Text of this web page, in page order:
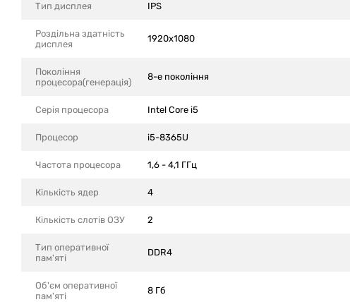
Тип дисплея IPS
Роздільна здатність
дисплея
1920x1080
Покоління
процесора(генерація)
8-е покоління
Серія процесора Intel Core i5
Процесор i5-8365U
Частота процесора 1,6 - 4,1 ГГц
Кількість ядер 4
Кількість слотів ОЗУ 2
Тип оперативної
пам'яті
DDR4
Об'єм оперативної
пам'яті
8 Гб